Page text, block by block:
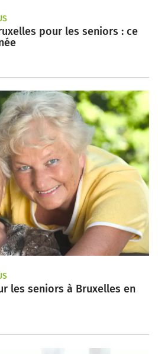
pour les seniors : ce
les seniors à Bruxelles en